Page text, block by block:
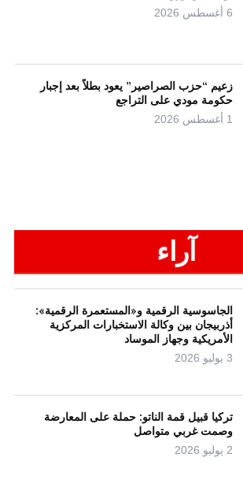
6 أغسطس 2026
زعيم “حزب الصراصير” يعود بطلاً بعد إجبار
حكومة مودي على التراجع
1 أغسطس 2026
آراء
الجاسوسية الرقمية و«المستعمرة الرقمية»:
أذربيجان بين وكالة الاستخبارات المركزية
الأمريكية وجهاز الموساد
3 يوليو 2026
تركيا قبيل قمة الناتو: حملة على المعارضة
وصمت غربي متواصل
2 يوليو 2026